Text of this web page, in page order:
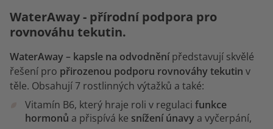
WaterAway - přírodní podpora pro
rovnováhu tekutin.
WaterAway – kapsle na odvodněnípředstavují skvělé
řešení pro přirozenou podporu rovnováhy tekutin v
těle. Obsahují 7 rostlinných výtažků a také:
Vitamín B6, který hraje roli v regulaci funkce
hormonů a přispívá ke snížení únavy a vyčerpání,